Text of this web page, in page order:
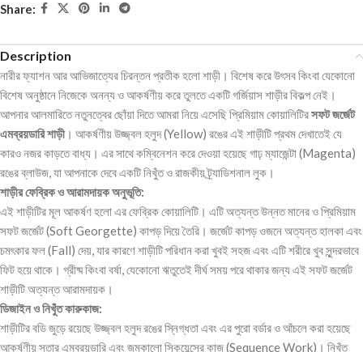
Share:
Description
নারীর ফ্যাশন আর আভিজাত্যের চিরন্তন প্রতীক হলো শাড়ী। বিশেষ করে উৎসব কিংবা যেকোনো
বিশেষ অনুষ্ঠানে নিজেকে অনন্য ও আকর্ষণীয় করে তুলতে একটি গর্জিয়াস শাড়ীর বিকল্প নেই।
আপনার আলমারিতে নতুনত্বের ছোঁয়া দিতে আমরা নিয়ে এসেছি প্রিমিয়াম কোয়ালিটিরসফট জর্জেট
এমব্রয়ডারি শাড়ী। আকর্ষণীয় উজ্জ্বল হলুদ (Yellow) রঙের এই শাড়ীটি প্রথম দেখাতেই যে
কারও নজর কাড়তে বাধ্য। এর সাথে কম্বিনেশন করে দেওয়া হয়েছে গাঢ় ম্যাজেন্টা (Magenta)
রঙের ব্লাউজ, যা আপনাকে দেবে একটি নিখুঁত ও রাজকীয় ট্র্যাডিশনাল লুক।
শাড়ীর ফেব্রিক ও আরামদায়ক অনুভূতি:
এই শাড়ীটির মূল আকর্ষণ হলো এর ফেব্রিক কোয়ালিটি। এটি অত্যন্ত উন্নত মানের ও প্রিমিয়াম
সফট জর্জেট (Soft Georgette) কাপড় দিয়ে তৈরি। জর্জেট কাপড় ওজনে অত্যন্ত হালকা এবং
চমৎকার ফল (Fall) দেয়, যার কারণে শাড়ীটি পরিধান করা খুবই সহজ এবং এটি শরীরে খুব সুন্দরভাবে
ফিট হয়ে থাকে। গ্রীষ্ম কিংবা বর্ষা, যেকোনো ঋতুতেই দীর্ঘ সময় পরে থাকার জন্য এই সফট জর্জেট
শাড়ীটি অত্যন্ত আরামদায়ক।
ডিজাইন ও নিখুঁত কারুকাজ:
শাড়ীটির বডি জুড়ে রয়েছে উজ্জ্বল হলুদ রঙের স্নিগ্ধতা এবং এর পুরো বর্ডার ও আঁচলে করা হয়েছে
আকর্ষণীয় সুতার এমব্রয়ডারি এবং জমকালো সিকুয়েন্সের কাজ (Sequence Work)। নিখুঁত